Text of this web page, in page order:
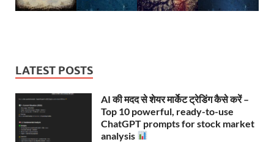
LATEST POSTS
AI की मदद से शेयर मार्केट ट्रेडिंग कैसे करें –
Top 10 powerful, ready-to-use
ChatGPT prompts for stock market
analysis